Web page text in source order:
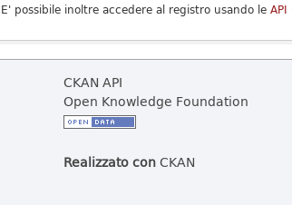
E' possibile inoltre accedere al registro usando le API
CKAN API
Open Knowledge Foundation
Realizzato conCKAN